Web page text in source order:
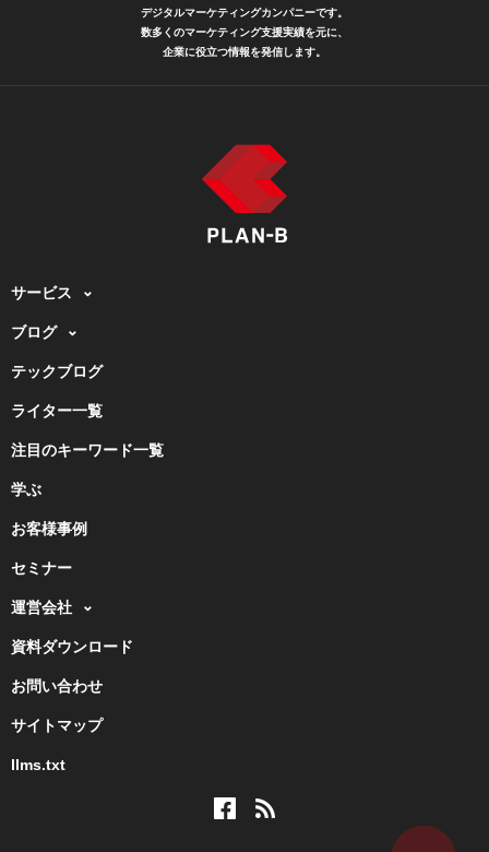
デジタルマーケティングカンパニーです。
数多くのマーケティング支援実績を元に、
企業に役立つ情報を発信します。
サービス
ブログ
テックブログ
ライター一覧
注目のキーワード一覧
学ぶ
お客様事例
セミナー
運営会社
資料ダウンロード
お問い合わせ
サイトマップ
llms.txt